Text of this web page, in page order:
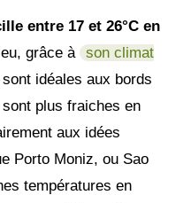
entre 17 et 26°C en
grâce à son climat
idéales aux bords
plus fraiches en
aux idées
Porto Moniz, ou Sao
températures en